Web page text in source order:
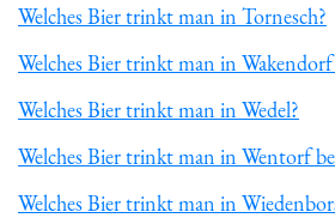
Welches Bier trinkt man in Tornesch?
Welches Bier trinkt man in
Welches Bier trinkt man in Wedel?
Welches Bier trinkt man in Wentorf
Welches Bier trinkt man in